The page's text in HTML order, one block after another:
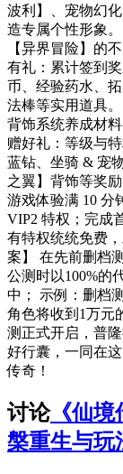
波利】、宠物幻
造专属个性形象
【异界冒险】的
有礼：累计签到
币、经验药水、
法棒等实用道具
背饰系统养成材
赠好礼：等级与
蓝钻、坐骑 & 宠
之翼】背饰等奖
游戏体验满 10 分
VIP2 特权；完成
有特权统统免费
案】 在先前删档
公测时以100%的
中； 示例：删档
角色将收到1万元
测正式开启，普
好行囊，一同在
传奇！
讨论《仙
槃重生与玩